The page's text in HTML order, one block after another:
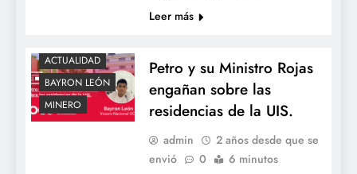
Leer más
ACTUALIDAD
BAYRON LEÓN
MINERO
Petro y su Ministro Rojas
engañan sobre las
residencias de la UIS.
admin
2 años desde que se
envió
0 6 minutos